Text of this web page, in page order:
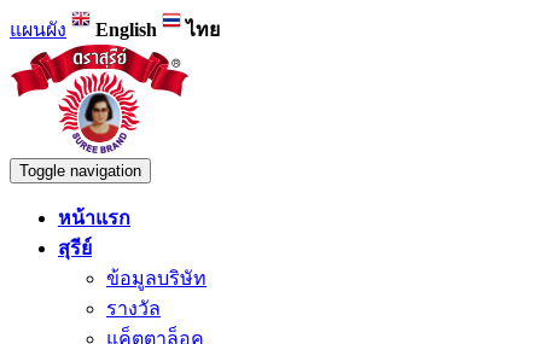
แผนผัง English ไทย
Toggle navigation
หน้าแรก
สุรีย์
ข้อมูลบริษัท
รางวัล
แค็ตตาล็อค